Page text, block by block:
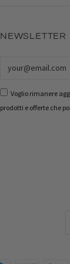
NEWSLETTER
Voglio rimanere
prodotti e offerte che